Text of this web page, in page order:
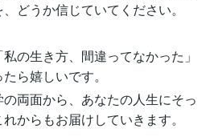
どうか信じていてください。
の生き方、間違ってなかった」
ら嬉しいです。
両面から、あなたの人生にそっ
からもお届けしていきます。